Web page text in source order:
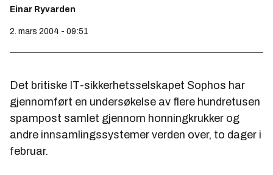
Einar Ryvarden
2. mars 2004 - 09:51
Det britiske IT-sikkerhetsselskapet Sophos har
gjennomført en undersøkelse av flere hundretusen
spampost samlet gjennom honningkrukker og
andre innsamlingssystemer verden over, to dager i
februar.